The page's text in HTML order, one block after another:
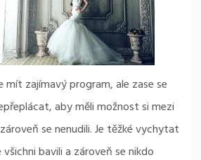
mít zajímavý program, ale zase se
aby měli možnost si mezi
se nenudili. Je těžké vychytat
bavili a zároveň se nikdo